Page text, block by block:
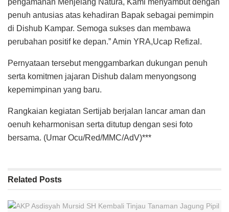
pengamanan Menjelang Natura, Kami menyambut dengan
penuh antusias atas kehadiran Bapak sebagai pemimpin
di Dishub Kampar. Semoga sukses dan membawa
perubahan positif ke depan.” Amin YRA,Ucap Refizal.
Pernyataan tersebut menggambarkan dukungan penuh
serta komitmen jajaran Dishub dalam menyongsong
kepemimpinan yang baru.
Rangkaian kegiatan Sertijab berjalan lancar aman dan
oenuh keharmonisan serta ditutup dengan sesi foto
bersama. (Umar Ocu/Red/MMC/AdV)***
Related Posts